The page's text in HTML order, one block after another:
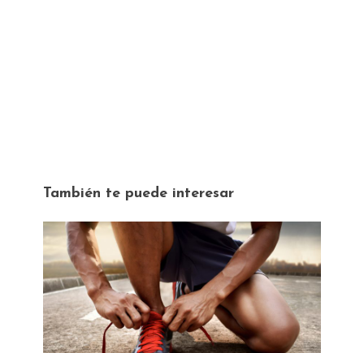
También te puede interesar